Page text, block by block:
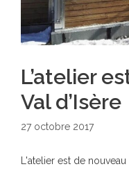
L’atelier
Val d’Isère
27 octobre 2017
L'atelier est de